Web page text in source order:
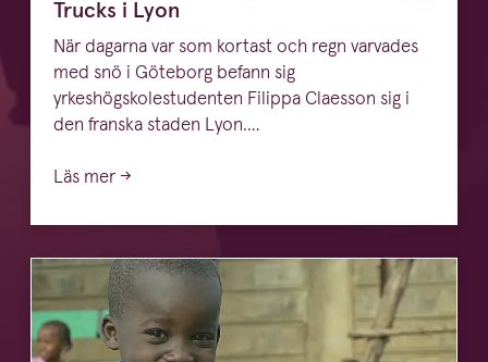
Trucks i Lyon
När dagarna var som kortast och regn varvades
med snö i Göteborg befann sig
yrkeshögskolestudenten Filippa Claesson sig i
den franska staden Lyon.…
Läs mer →